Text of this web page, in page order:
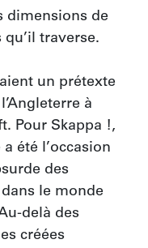
dimensions de
traverse.
un prétexte
à
Pour Skappa !,
été l’occasion
des
le monde
delà des
créées